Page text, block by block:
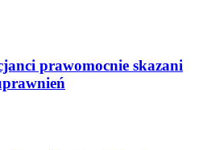
prawomocnie skazani